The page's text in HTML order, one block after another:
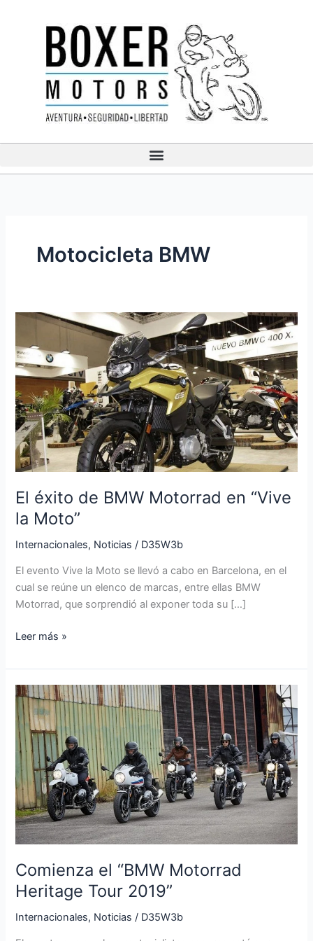
Motocicleta BMW
El éxito de BMW Motorrad en “Vive
la Moto”
Internacionales, Noticias / D35W3b
El evento Vive la Moto se llevó a cabo en Barcelona, en el
cual se reúne un elenco de marcas, entre ellas BMW
Motorrad, que sorprendió al exponer toda su […]
El
de
BMW
Motorrad
en
“Vive
la
Moto”
Leer más »
Comienza el “BMW Motorrad
Heritage Tour 2019”
Internacionales, Noticias / D35W3b
Comienza
el
“BMW
Motorrad
Heritage
Tour
2019”